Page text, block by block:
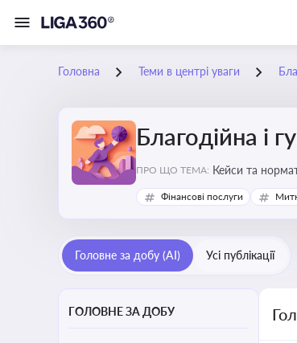
Головна Теми в центрі уваги
Благодійна і
ПРО ЩО ТЕМА: Кейси та
Фінансові послуги
Головне за добу (AI) Усі публікації
ГОЛОВНЕ ЗА ДОБУ